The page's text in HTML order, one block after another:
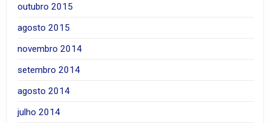
outubro 2015
agosto 2015
novembro 2014
setembro 2014
agosto 2014
julho 2014